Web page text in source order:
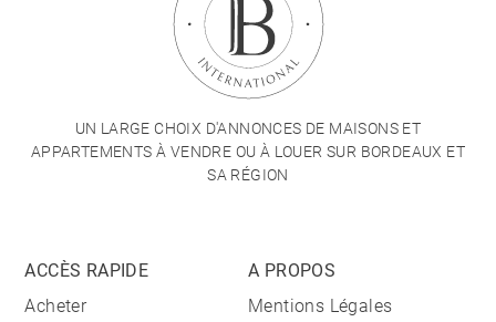
UN LARGE CHOIX D'ANNONCES DE MAISONS ET
APPARTEMENTS À VENDRE OU À LOUER SUR BORDEAUX ET
SA RÉGION
ACCÈS RAPIDE
Acheter
A PROPOS
Mentions Légales